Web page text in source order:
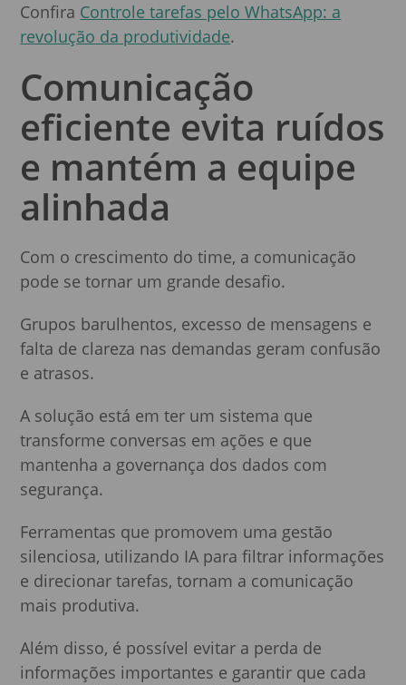
Confira Controle tarefas pelo WhatsApp: a
revolução da produtividade.
Comunicação
eficiente evita ruídos
e mantém a equipe
alinhada
Com o crescimento do time, a comunicação
pode se tornar um grande desafio.
Grupos barulhentos, excesso de mensagens e
falta de clareza nas demandas geram confusão
e atrasos.
A solução está em ter um sistema que
transforme conversas em ações e que
mantenha a governança dos dados com
segurança.
Ferramentas que promovem uma gestão
silenciosa, utilizando IA para filtrar informações
e direcionar tarefas, tornam a comunicação
mais produtiva.
Além disso, é possível evitar a perda de
informações importantes e garantir que cada